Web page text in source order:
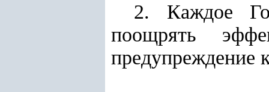
2. Каждое
поощрять
предупреждение